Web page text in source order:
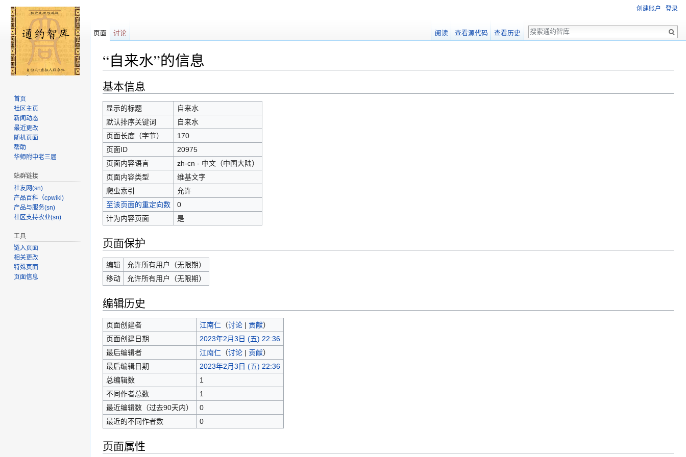
“自来水”的信息
基本信息
显示的标题
自来水
默认排序关键词
自来水
页面长度（字节）
170
页面ID
20975
页面内容语言
zh-cn - 中文（中国大陆）‎
页面内容类型
维基文字
爬虫索引
允许
至该页面的重定向数
0
计为内容页面
是
页面保护
编辑
允许所有用户（无限期）
移动
允许所有用户（无限期）
编辑历史
页面创建者 江南仁 （讨论| 贡献）
页面创建日期
2023年2月3日 (五) 22:36
最后编辑者
江南仁 （讨论| 贡献）
最后编辑日期
2023年2月3日 (五) 22:36
总编辑数
1
不同作者总数
1
最近编辑数（过去90天内）
0
最近的不同作者数
0
页面属性
创建账户 登录
页面 讨论 阅读 查看源代码 查看历史
搜
索
首页
社区主页
新闻动态
最近更改
随机页面
帮助
华师附中老三届
站群链接
社友网(sn)
产品百科（cpwiki)
产品与服务(sn)
社区支持农业(sn)
工具
链入页面
相关更改
特殊页面
页面信息